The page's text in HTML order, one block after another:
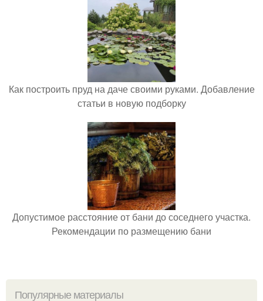
Как построить пруд на даче своими руками. Добавление
статьи в новую подборку
Допустимое расстояние от бани до соседнего участка.
Рекомендации по размещению бани
Популярные материалы